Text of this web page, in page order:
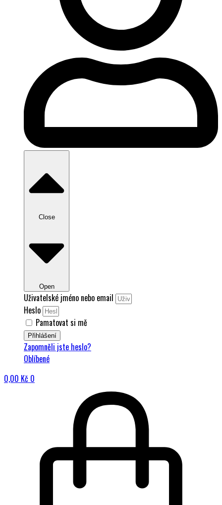
Close
Open
Uživatelské jméno nebo email
Heslo
Pamatovat si mě
Přihlášení
Zapomněli jste heslo?
Oblíbené
0,00 Kč 0